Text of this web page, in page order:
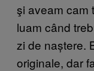
şi aveam cam
luam când
zi de naștere.
originale, dar